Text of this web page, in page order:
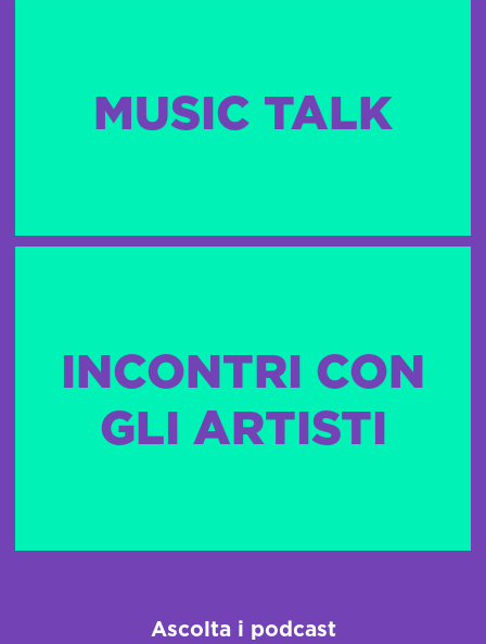
MUSIC TALK
INCONTRI CON
GLI ARTISTI
Ascolta i podcast